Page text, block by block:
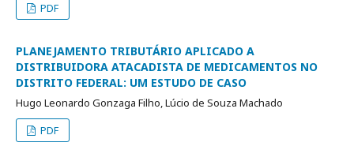
PDF
PLANEJAMENTO TRIBUTÁRIO APLICADO A
DISTRIBUIDORA ATACADISTA DE MEDICAMENTOS NO
DISTRITO FEDERAL: UM ESTUDO DE CASO
Hugo Leonardo Gonzaga Filho, Lúcio de Souza Machado
PDF